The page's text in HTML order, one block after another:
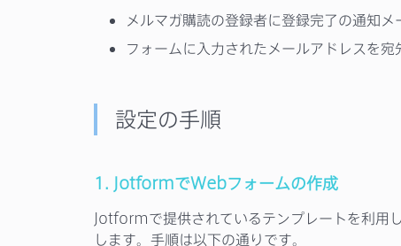
メルマガ購読の登録者に登録完了の通知メ
フォームに入力されたメールアドレスを宛
設定の手順
1. JotformでWebフォームの作成
Jotformで提供されているテンプレートを利用
します。手順は以下の通りです。